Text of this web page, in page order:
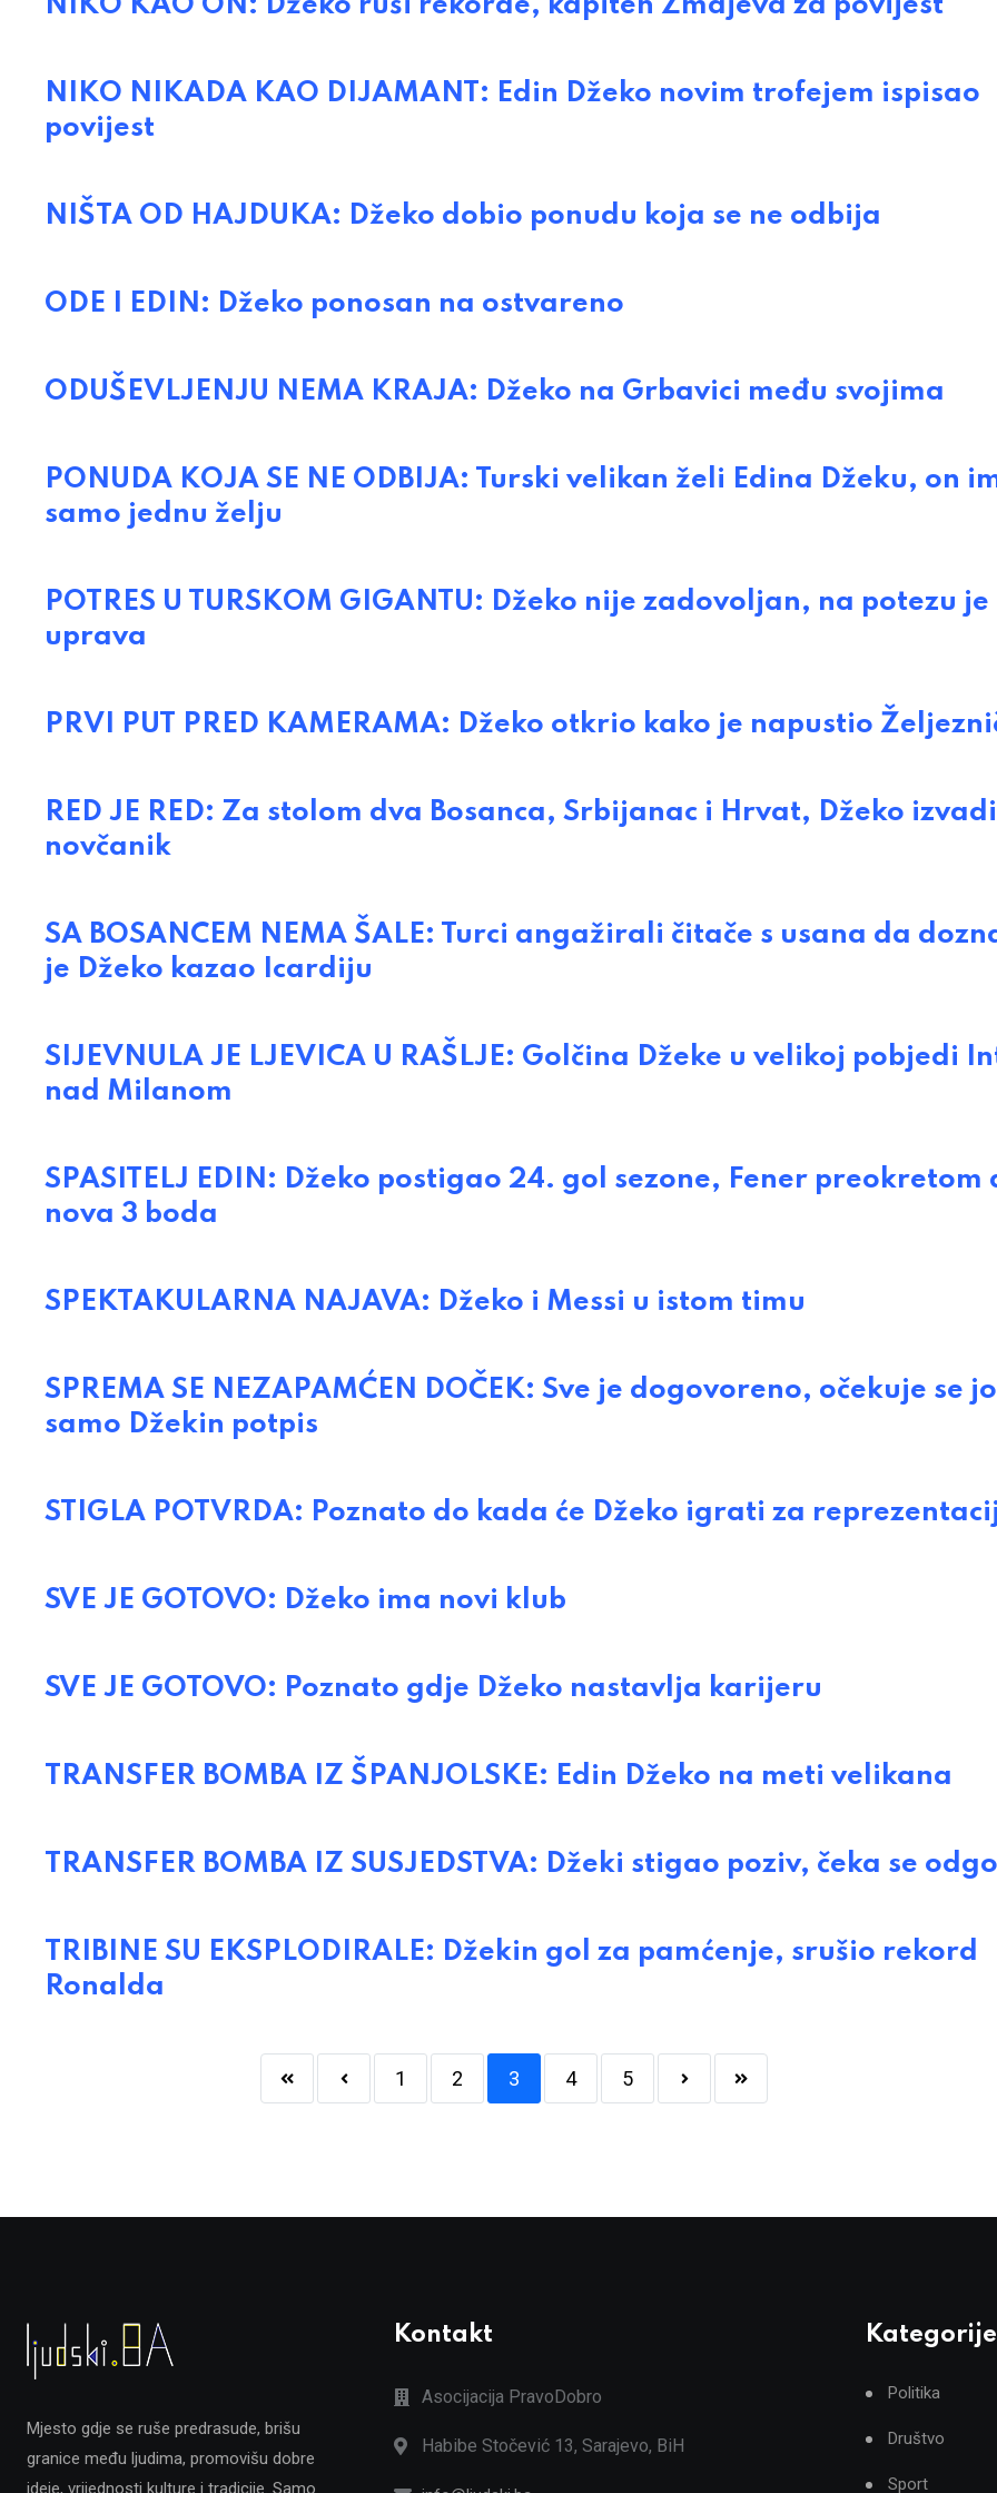
NIKO NIKADA KAO DIJAMANT: Edin Džeko novim trofejem ispisao
povijest
NIŠTA OD HAJDUKA: Džeko dobio ponudu koja se ne odbija
ODE I EDIN: Džeko ponosan na ostvareno
ODUŠEVLJENJU NEMA KRAJA: Džeko na Grbavici među svojima
PONUDA KOJA SE NE ODBIJA: Turski velikan želi Edina Džeku, on
samo jednu želju
POTRES U TURSKOM GIGANTU: Džeko nije zadovoljan, na potezu je
uprava
PRVI PUT PRED KAMERAMA: Džeko otkrio kako je napustio
RED JE RED: Za stolom dva Bosanca, Srbijanac i Hrvat, Džeko
novčanik
SA BOSANCEM NEMA ŠALE: Turci angažirali čitače s usana da
je Džeko kazao Icardiju
SIJEVNULA JE LJEVICA U RAŠLJE: Golčina Džeke u velikoj pobjedi
nad Milanom
SPASITELJ EDIN: Džeko postigao 24. gol sezone, Fener preokretom
nova 3 boda
SPEKTAKULARNA NAJAVA: Džeko i Messi u istom timu
SPREMA SE NEZAPAMĆEN DOČEK: Sve je dogovoreno, očekuje se
samo Džekin potpis
STIGLA POTVRDA: Poznato do kada će Džeko igrati za
SVE JE GOTOVO: Džeko ima novi klub
SVE JE GOTOVO: Poznato gdje Džeko nastavlja karijeru
TRANSFER BOMBA IZ ŠPANJOLSKE: Edin Džeko na meti velikana
TRANSFER BOMBA IZ SUSJEDSTVA: Džeki stigao poziv, čeka se
TRIBINE SU EKSPLODIRALE: Džekin gol za pamćenje, srušio rekord
Ronalda
1 2 3 4 5
Mjesto gdje se ruše predrasude, brišu
granice među ljudima, promovišu dobre
ideje, vrijednosti kulture i tradicije. Samo
Kontakt
Asocijacija PravoDobro
Habibe Stočević 13, Sarajevo, BiH
Kategorije
Politika
Društvo
Sport